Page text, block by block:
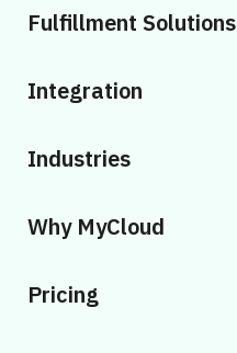
Fulfillment Solutions
Integration
Industries
Why MyCloud
Pricing